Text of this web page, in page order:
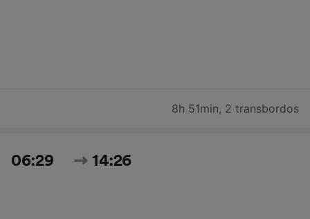
8h 51min, 2 transbordos
06:29 14:26